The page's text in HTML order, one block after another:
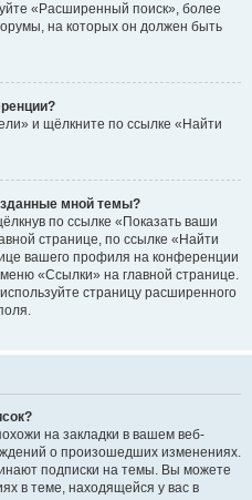
«Расширенный поиск», более
на которых он должен быть
и щёлкните по ссылке «Найти
мной темы?
по ссылке «Показать ваши
странице, по ссылке «Найти
вашего профиля на конференции
«Ссылки» на главной странице.
страницу расширенного
на закладки в вашем веб-
о произошедших изменениях.
подписки на темы. Вы можете
в теме, находящейся у вас в